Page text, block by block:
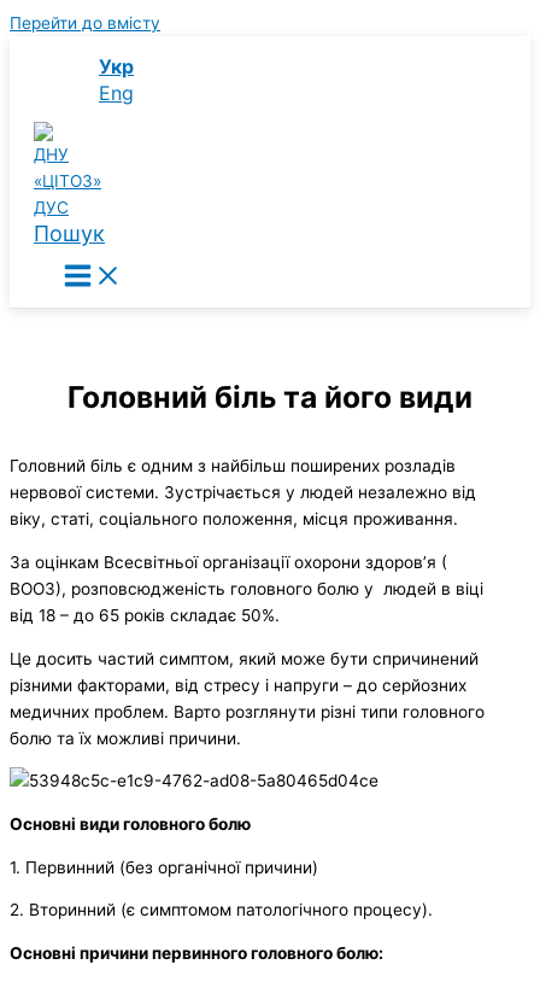
Перейти до вмісту
Укр
Eng
Пошук
Головний біль та його види
Головний біль є одним з найбільш поширених розладів
нервової системи. Зустрічається у людей незалежно від
віку, статі, соціального положення, місця проживання.
За оцінкам Всесвітньої організації охорони здоров’я (
ВООЗ), розповсюдженість головного болю у людей в віці
від 18 – до 65 років складає 50%.
Це досить частий симптом, який може бути спричинений
різними факторами, від стресу і напруги – до серйозних
медичних проблем. Варто розглянути різні типи головного
болю та їх можливі причини.
Основні види головного болю
1. Первинний (без органічної причини)
2. Вторинний (є симптомом патологічного процесу).
Основні причини первинного головногоболю: